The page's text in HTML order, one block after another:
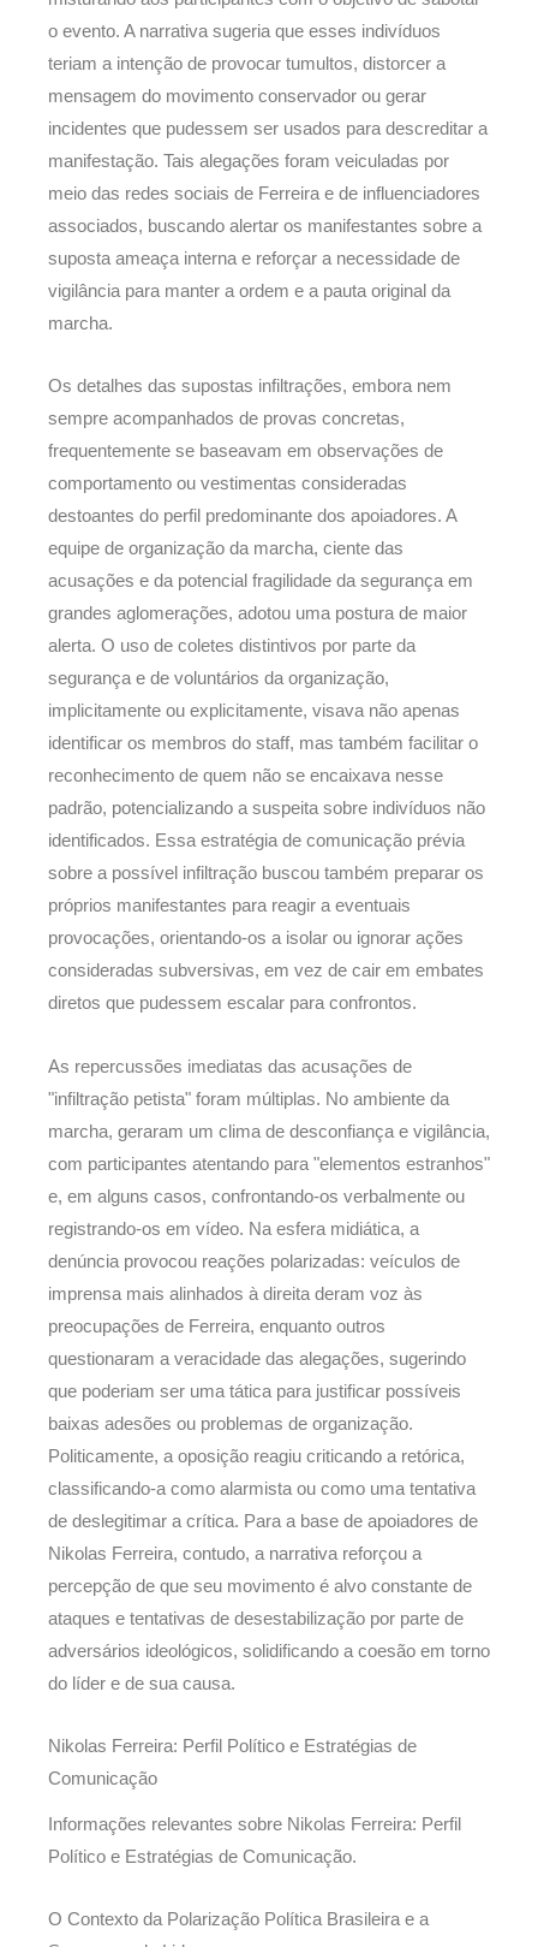
o evento. A narrativa sugeria que esses indivíduos
teriam a intenção de provocar tumultos, distorcer a
mensagem do movimento conservador ou gerar
incidentes que pudessem ser usados para descreditar a
manifestação. Tais alegações foram veiculadas por
meio das redes sociais de Ferreira e de influenciadores
associados, buscando alertar os manifestantes sobre a
suposta ameaça interna e reforçar a necessidade de
vigilância para manter a ordem e a pauta original da
marcha.
Os detalhes das supostas infiltrações, embora nem
sempre acompanhados de provas concretas,
frequentemente se baseavam em observações de
comportamento ou vestimentas consideradas
destoantes do perfil predominante dos apoiadores. A
equipe de organização da marcha, ciente das
acusações e da potencial fragilidade da segurança em
grandes aglomerações, adotou uma postura de maior
alerta. O uso de coletes distintivos por parte da
segurança e de voluntários da organização,
implicitamente ou explicitamente, visava não apenas
identificar os membros do staff, mas também facilitar o
reconhecimento de quem não se encaixava nesse
padrão, potencializando a suspeita sobre indivíduos não
identificados. Essa estratégia de comunicação prévia
sobre a possível infiltração buscou também preparar os
próprios manifestantes para reagir a eventuais
provocações, orientando-os a isolar ou ignorar ações
consideradas subversivas, em vez de cair em embates
diretos que pudessem escalar para confrontos.
As repercussões imediatas das acusações de
"infiltração petista" foram múltiplas. No ambiente da
marcha, geraram um clima de desconfiança e vigilância,
com participantes atentando para "elementos estranhos"
e, em alguns casos, confrontando-os verbalmente ou
registrando-os em vídeo. Na esfera midiática, a
denúncia provocou reações polarizadas: veículos de
imprensa mais alinhados à direita deram voz às
preocupações de Ferreira, enquanto outros
questionaram a veracidade das alegações, sugerindo
que poderiam ser uma tática para justificar possíveis
baixas adesões ou problemas de organização.
Politicamente, a oposição reagiu criticando a retórica,
classificando-a como alarmista ou como uma tentativa
de deslegitimar a crítica. Para a base de apoiadores de
Nikolas Ferreira, contudo, a narrativa reforçou a
percepção de que seu movimento é alvo constante de
ataques e tentativas de desestabilização por parte de
adversários ideológicos, solidificando a coesão em torno
do líder e de sua causa.
Nikolas Ferreira: Perfil Político e Estratégias de
Comunicação
Informações relevantes sobre Nikolas Ferreira: Perfil
Político e Estratégias de Comunicação.
O Contexto da Polarização Política Brasileira e a